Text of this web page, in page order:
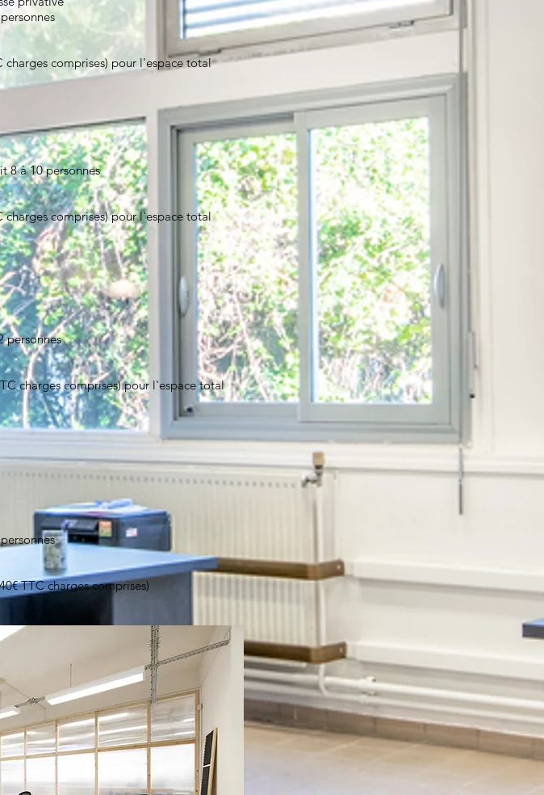
charges comprises) pour l'espace total
8 à 10 personnes
charges comprises) pour l'espace total
personnes
charges comprises) pour l'espace total
TTC charges comprises)